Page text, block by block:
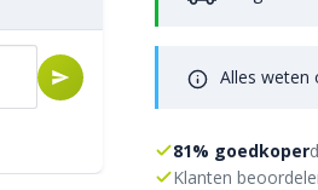
Alles weten
81% goedkoper
Klanten